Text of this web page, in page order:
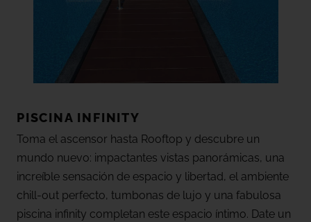
PISCINA INFINITY
Toma el ascensor hasta Rooftop y descubre un
mundo nuevo: impactantes vistas panorámicas, una
increíble sensación de espacio y libertad, el ambiente
chill-out perfecto, tumbonas de lujo y una fabulosa
piscina infinity completan este espacio íntimo. Date un